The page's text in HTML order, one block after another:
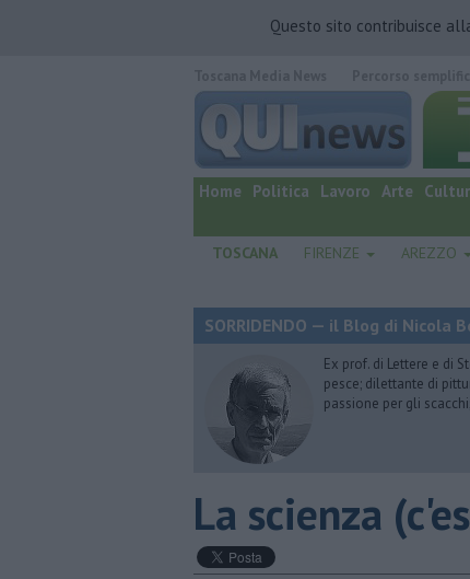
Questo sito contribuisce
quotidiano online.
Home Politica Lavoro Arte
TOSCANA FIRENZE AREZZO
SORRIDENDO — il Blog di Nicola
Ex prof. di Lettere e di
pesce; dilettante di
passione per gli
La scienza